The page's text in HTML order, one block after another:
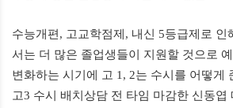
수능개편 , 고교학점제 , 내신 5등급제로 인
서는 더 많은 졸업생들이 지원할 것으로
변화하는 시기에 고 1, 2는 수시를 어떻게
고3 수시 배치상담 전 타임 마감한 신동엽